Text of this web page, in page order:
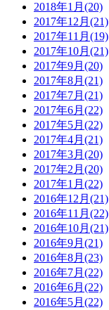
2018年1月(20)
2017年12月(21)
2017年11月(19)
2017年10月(21)
2017年9月(20)
2017年8月(21)
2017年7月(21)
2017年6月(22)
2017年5月(22)
2017年4月(21)
2017年3月(20)
2017年2月(20)
2017年1月(22)
2016年12月(21)
2016年11月(22)
2016年10月(21)
2016年9月(21)
2016年8月(23)
2016年7月(22)
2016年6月(22)
2016年5月(22)